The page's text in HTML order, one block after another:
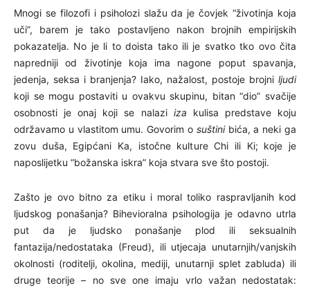
Mnogi se filozofi i psiholozi slažu da je čovjek “životinja koja
uči”, barem je tako postavljeno nakon brojnih empirijskih
pokazatelja. No je li to doista tako ili je svatko tko ovo čita
napredniji od životinje koja ima nagone poput spavanja,
jedenja, seksa i branjenja? Iako, nažalost, postoje brojni ljudi
koji se mogu postaviti u ovakvu skupinu, bitan “dio” svačije
osobnosti je onaj koji se nalazi iza kulisa predstave koju
održavamo u vlastitom umu. Govorim o suštinibića, a neki ga
zovu duša, Egipćani Ka, istočne kulture Chi ili Ki; koje je
naposlijetku “božanska iskra” koja stvara sve što postoji.
Zašto je ovo bitno za etiku i moral toliko raspravljanih kod
ljudskog ponašanja? Bihevioralna psihologija je odavno utrla
put da je ljudsko ponašanje plod ili seksualnih
fantazija/nedostataka (Freud), ili utjecaja unutarnjih/vanjskih
okolnosti (roditelji, okolina, mediji, unutarnji splet zabluda) ili
druge teorije – no sve one imaju vrlo važan nedostatak: